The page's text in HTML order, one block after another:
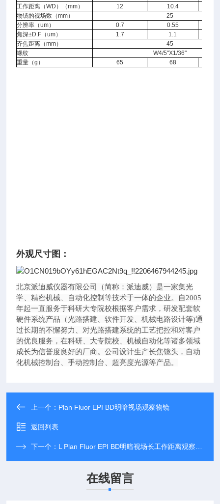
工作距离（WD）（mm）
12 10.4
物镜的视场数（mm）
25
分辨率（um）
0.7 0.55
焦深±D.F（um）
1.7 1.1
齐焦距离（mm）
45
螺纹
W4/5"X1/36"
重量（g）
65 68
外观尺寸图：
北京派迪威仪器有限公司（简称：派迪威）是一家集光
学、精密机械、自动化控制等技术于一体的企业。自2005
年起一直服务于科研大专院校根据客户需求，研发配套软
硬件系统产品（光路搭建、软件开发、机械电路设计等)通
过长期的不懈努力、对光路搭建系统的工艺把控和对客户
的优良服务，在科研、大专院校、机械自动化等诸多领域
成长为信誉度良好的厂商。公司设计生产长焦镜头，自动
化机械控制台、手动控制台、超亮度光源等产品。
上一个： Plan Fluor EPI BD明暗视场观察物镜
返回列表
下一个： L Plan Fluor EPI BD明暗视场长工作距离观察物镜
在线留言